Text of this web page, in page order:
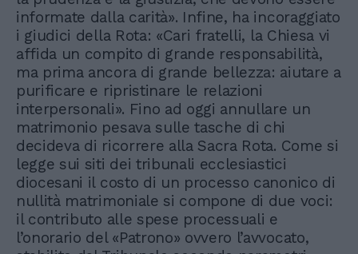
informate dalla carità». Infine, ha incoraggiato
i giudici della Rota: «Cari fratelli, la Chiesa vi
affida un compito di grande responsabilità,
ma prima ancora di grande bellezza: aiutare a
purificare e ripristinare le relazioni
interpersonali». Fino ad oggi annullare un
matrimonio pesava sulle tasche di chi
decideva di ricorrere alla Sacra Rota. Come si
legge sui siti dei tribunali ecclesiastici
diocesani il costo di un processo canonico di
nullità matrimoniale si compone di due voci:
il contributo alle spese processuali e
l’onorario del «Patrono» ovvero l’avvocato,